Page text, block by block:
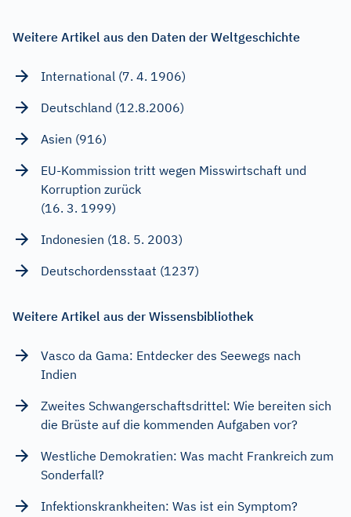
Weitere Artikel aus den Daten der Weltgeschichte
International (7. 4. 1906)
Deutschland (12.8.2006)
Asien (916)
EU-Kommission tritt wegen Misswirtschaft und
Korruption zurück
(16. 3. 1999)
Indonesien (18. 5. 2003)
Deutschordensstaat (1237)
Weitere Artikel aus der Wissensbibliothek
Vasco da Gama: Entdecker des Seewegs nach
Indien
Zweites Schwangerschaftsdrittel: Wie bereiten sich
die Brüste auf die kommenden Aufgaben vor?
Westliche Demokratien: Was macht Frankreich zum
Sonderfall?
Infektionskrankheiten: Was ist ein Symptom?